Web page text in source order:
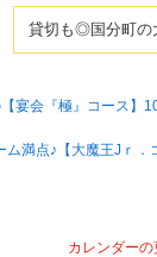
貸切も◎国分町の
宴会『極』コース】
ム満点♪【大魔王Jｒ
カレンダーの